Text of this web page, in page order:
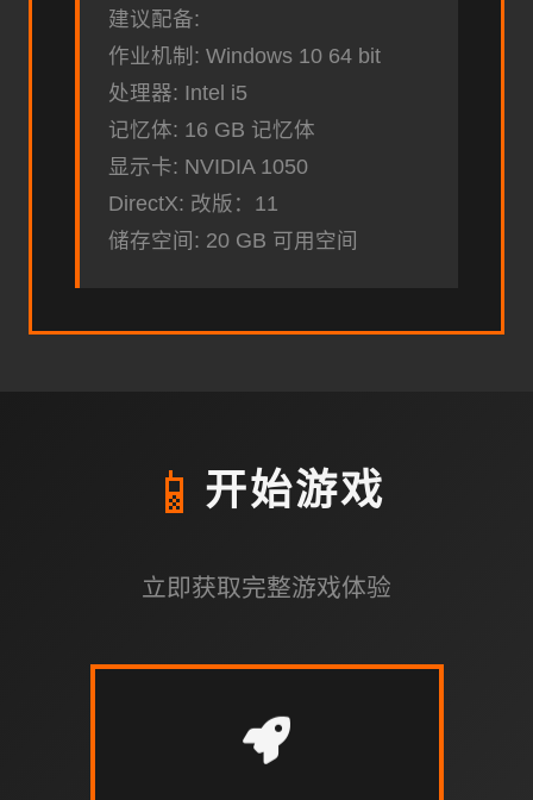
建议配备:
作业机制: Windows 10 64 bit
处理器: Intel i5
记忆体: 16 GB 记忆体
显示卡: NVIDIA 1050
DirectX: 改版：11
储存空间: 20 GB 可用空间
📱 开始游戏
立即获取完整游戏体验